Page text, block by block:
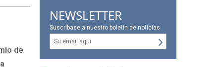
de
NEWSLETTER
Suscríbase a nuestro boletín de noticias